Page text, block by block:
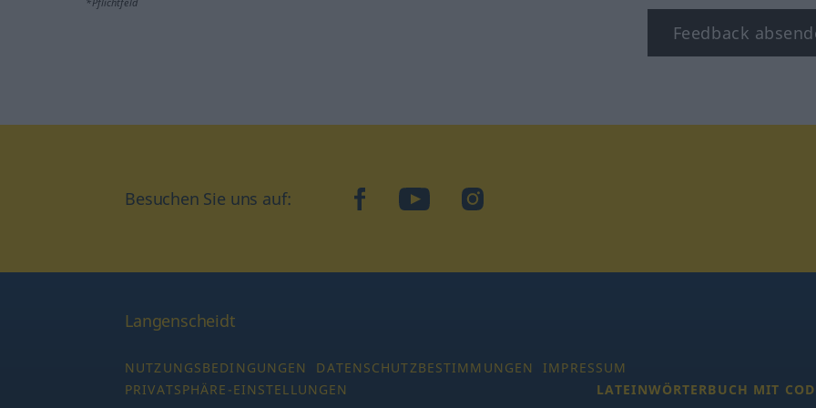
Feedback
Besuchen Sie uns auf: facebookYouTubeInstagram
Langenscheidt
NUTZUNGSBEDINGUNGEN DATENSCHUTZBESTIMMUNGEN
IMPRESSUM
PRIVATSPHÄRE-EINSTELLUNGEN
LATEINWÖRTERBUCH MIT